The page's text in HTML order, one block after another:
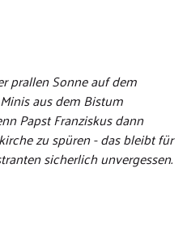
prallen Sonne auf dem
aus dem Bistum
Papst Franziskus dann
zu spüren - das bleibt für
sicherlich unvergessen.